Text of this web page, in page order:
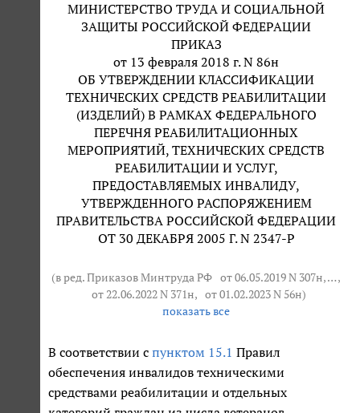
МИНИСТЕРСТВО ТРУДА И СОЦИАЛЬНОЙ
ЗАЩИТЫ РОССИЙСКОЙ ФЕДЕРАЦИИ
ПРИКАЗ
от 13 февраля 2018 г. N 86н
ОБ УТВЕРЖДЕНИИ КЛАССИФИКАЦИИ
ТЕХНИЧЕСКИХ СРЕДСТВ РЕАБИЛИТАЦИИ
(ИЗДЕЛИЙ) В РАМКАХ ФЕДЕРАЛЬНОГО
ПЕРЕЧНЯ РЕАБИЛИТАЦИОННЫХ
МЕРОПРИЯТИЙ, ТЕХНИЧЕСКИХ СРЕДСТВ
РЕАБИЛИТАЦИИ И УСЛУГ,
ПРЕДОСТАВЛЯЕМЫХ ИНВАЛИДУ,
УТВЕРЖДЕННОГО РАСПОРЯЖЕНИЕМ
ПРАВИТЕЛЬСТВА РОССИЙСКОЙ ФЕДЕРАЦИИ
ОТ 30 ДЕКАБРЯ 2005 Г. N 2347-Р
(в ред. Приказов Минтруда РФ от 06.05.2019 N 307н, … ,
от 22.06.2022 N 371н, от 01.02.2023 N 56н)
показать все
В соответствии с пунктом 15.1 Правил
обеспечения инвалидов техническими
средствами реабилитации и отдельных